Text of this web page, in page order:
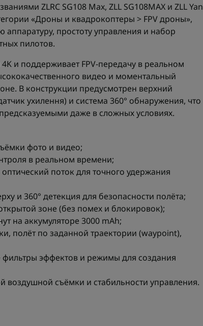
ZLRC SG108 Max, ZLL SG108MAX и ZLL Yan
«Дроны и квадрокоптеры > FPV дроны»,
аппаратуру, простоту управления и набор
пилотов.
и поддерживает FPV-передачу в реальном
видео и моментальный
В конструкции предусмотрен верхний
ухилення) и система 360° обнаружения, что
даже в сложных условиях.
фото и видео;
в реальном времени;
поток для точного удержания
и 360° детекция для безопасности полёта;
зоне (без помех и блокировок);
на аккумуляторе 3000 mAh;
полёт по заданной траектории (waypoint),
фильтры эффектов и режимы для создания
съёмки и стабильности управления.